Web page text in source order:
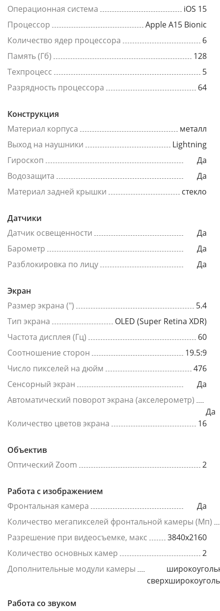
Операционная система
iOS 15
Процессор
Apple A15 Bionic
Количество ядер процессора
6
Память (Гб)
128
Техпроцесс
5
Разрядность процессора
64
Конструкция
Материал корпуса
металл
Выход на наушники
Lightning
Гироскоп
Да
Водозащита
Да
Материал задней крышки
стекло
Датчики
Датчик освещенности
Да
Барометр
Да
Разблокировка по лицу
Да
Экран
Размер экрана (")
5.4
Тип экрана
OLED (Super Retina XDR)
Частота дисплея (Гц)
60
Соотношение сторон
19.5:9
Число пикселей на дюйм
476
Сенсорный экран
Да
Автоматический поворот экрана (акселерометр)
Да
Количество цветов экрана
16
Объектив
Оптический Zoom
2
Работа с изображением
Фронтальная камера
Да
Количество мегапикселей фронтальной камеры (Мп)
Разрешение при видеосъемке, макс
3840x2160
Количество основных камер
2
Дополнительные модули камеры
Работа со звуком